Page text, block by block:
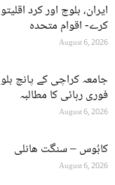
ایران، بلوچ اور کرد
کرے- اقوام متحدہ
August 6, 2026
جامعہ کراچی کے پانچ
فوری رہائی کا مطالبہ
August 6, 2026
کابُوس – سنگت ھانلی
August 6, 2026